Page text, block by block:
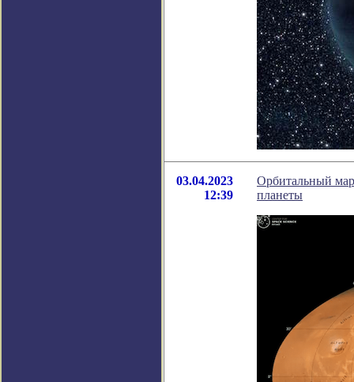
03.04.2023
12:39
Орбитальный
планеты